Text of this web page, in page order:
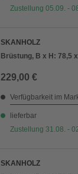
Zustellung 05.09. -
SKANHOLZ
Brüstung, B x H: 78,5
229,00 €
Verfügbarkeit im
lieferbar
Zustellung 31.08. -
SKANHOLZ